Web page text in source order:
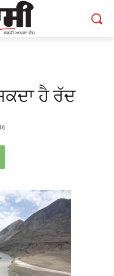
ਹੈ ਰੱਦ